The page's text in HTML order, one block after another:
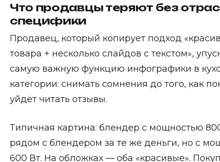
Что продавцы теряют без
специфики
Продавец, который копирует подход
товара + несколько слайдов с текстом»,
самую важную функцию инфографики в
категории: снимать сомнения до того, как
уйдёт читать отзывы.
Типичная картина: блендер с мощностью
рядом с блендером за те же деньги, но с
600 Вт. На обложках — оба «красивые».